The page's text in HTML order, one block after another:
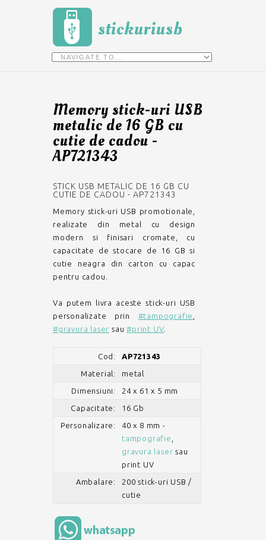
stickuriusb
Memory stick-uri USB
metalic de 16 GB cu
cutie de cadou -
AP721343
STICK USB METALIC DE 16 GB CU
CUTIE DE CADOU - AP721343
Memory stick-uri USB promotionale,
realizate din metal cu design
modern si finisari cromate, cu
capacitate de stocare de 16 GB si
cutie neagra din carton cu capac
pentru cadou.
Va putem livra aceste stick-uri USB
personalizate prin #tampografie
#gravura laser sau#print UV
Cod: AP721343
Material: metal
Dimensiuni: 24 x 61 x 5 mm
Capacitate: 16 Gb
Personalizare:
40 x 8 mm -
tampografie
gravura laser sau
print UV
Ambalare:
200 stick-uri USB /
cutie